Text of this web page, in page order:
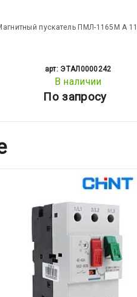
пускатель ПМЛ-1165М А
арт: ЭТАЛ0000242
В наличии
По запросу